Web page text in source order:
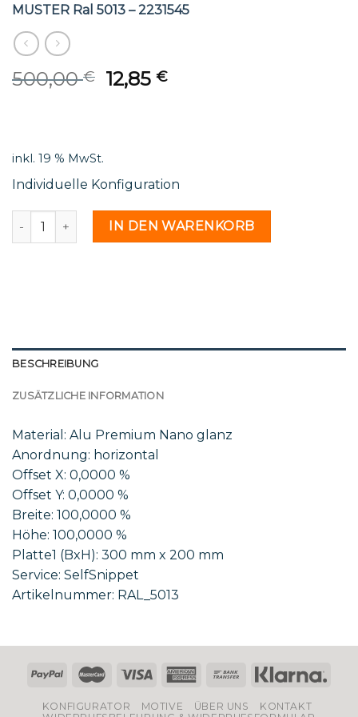
MUSTER Ral 5013 – 2231545
500,00€
Original
price
12,85€Current
inkl. 19 % MwSt.
Individuelle Konfiguration
MUSTER Ral 5013 - 2231545 Menge
IN DEN WARENKORB
BESCHREIBUNG
ZUSÄTZLICHE INFORMATION
Material: Alu Premium Nano glanz
Anordnung: horizontal
Offset X: 0,0000 %
Offset Y: 0,0000 %
Breite: 100,0000 %
Höhe: 100,0000 %
Platte1 (BxH): 300 mm x 200 mm
Service: SelfSnippet
Artikelnummer: RAL_5013
KONFIGURATOR MOTIVE ÜBER UNS
KONTAKT